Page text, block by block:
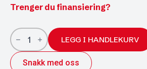
Trenger du finansiering?
Brenderup
båthenger
181000B
1000kg
antall
LEGG I HANDLEKURV
Snakk med oss